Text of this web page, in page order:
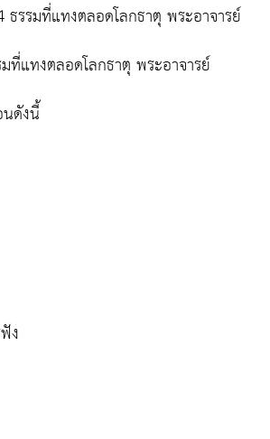
รรมที่แทงตลอดโลกธาตุ พระอาจารย์
ที่แทงตลอดโลกธาตุ พระอาจารย์
ดังนี้
ง